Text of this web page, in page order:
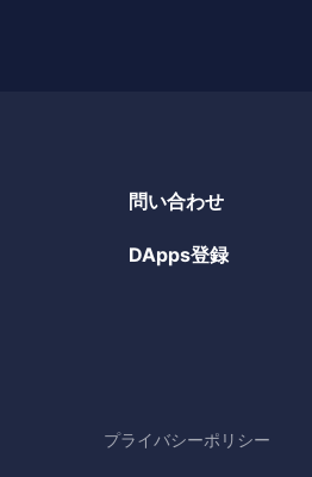
問い合わせ
DApps登録
プライバシーポリシー